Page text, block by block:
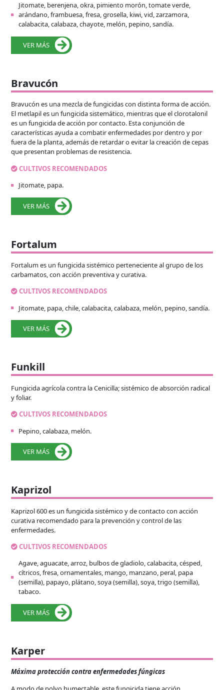
Jitomate, berenjena, okra, pimiento morón, tomate verde,
arándano, frambuesa, fresa, grosella, kiwi, vid, zarzamora,
calabacita, calabaza, chayote, melón, pepino, sandía.
VER MÁS
Bravucón
Bravucón es una mezcla de fungicidas con distinta forma de acción.
El metlapil es un fungicida sistemático, mientras que el clorotalonil
es un fungicida de acción por contacto. Esta conjunción de
características ayuda a combatir enfermedades por dentro y por
fuera de la planta, además de retardar o evitar la creación de cepas
que presentan problemas de resistencia.
CULTIVOS RECOMENDADOS
Jitomate, papa.
VER MÁS
Fortalum
Fortalum es un fungicida sistémico perteneciente al grupo de los
carbamatos, con acción preventiva y curativa.
CULTIVOS RECOMENDADOS
Jitomate, papa, chile, calabacita, calabaza, melón, pepino, sandía.
VER MÁS
Funkill
Fungicida agrícola contra la Cenicilla; sistémico de absorción radical
y foliar.
CULTIVOS RECOMENDADOS
Pepino, calabaza, melón.
VER MÁS
Kaprizol
Kaprizol 600 es un fungicida sistémico y de contacto con acción
curativa recomendado para la prevención y control de las
enfermedades.
CULTIVOS RECOMENDADOS
Agave, aguacate, arroz, bulbos de gladiolo, calabacita, césped,
cítricos, fresa, ornamentales, mango, manzano, peral, papa
(semilla), papayo, plátano, soya (semilla), soya, trigo (semilla),
tabaco.
VER MÁS
Karper
Máxima protección contra enfermedades fúngicas